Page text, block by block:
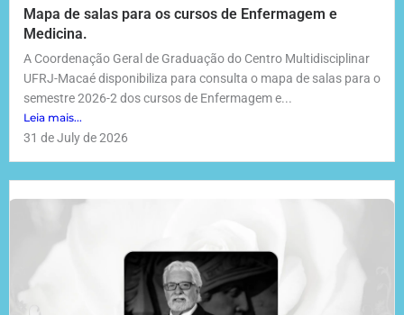
Mapa de salas para os cursos de Enfermagem e
Medicina.
A Coordenação Geral de Graduação do Centro Multidisciplinar
UFRJ-Macaé disponibiliza para consulta o mapa de salas para o
semestre 2026-2 dos cursos de Enfermagem e...
Leia mais...
31 de July de 2026